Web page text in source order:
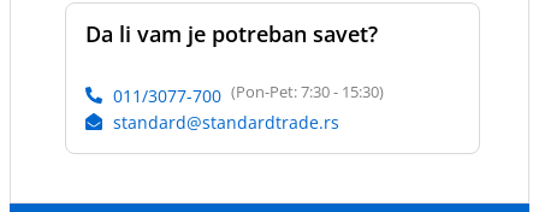
Da li vam je potreban savet?
011/3077-700 (Pon-Pet: 7:30 - 15:30)
standard@standardtrade.rs